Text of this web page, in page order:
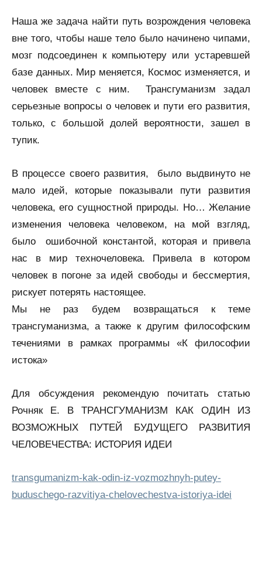
Наша же задача найти путь возрождения человека
вне того, чтобы наше тело было начинено чипами,
мозг подсоединен к компьютеру или устаревшей
базе данных. Мир меняется, Космос изменяется, и
человек вместе с ним. Трансгуманизм задал
серьезные вопросы о человек и пути его развития,
только, с большой долей вероятности, зашел в
тупик.
В процессе своего развития, было выдвинуто не
мало идей, которые показывали пути развития
человека, его сущностной природы. Но… Желание
изменения человека человеком, на мой взгляд,
было ошибочной константой, которая и привела
нас в мир техночеловека. Привела в котором
человек в погоне за идей свободы и бессмертия,
рискует потерять настоящее.
Мы не раз будем возвращаться к теме
трансгуманизма, а также к другим философским
течениями в рамках программы «К философии
истока»
Для обсуждения рекомендую почитать статью
Рочняк Е. В ТРАНСГУМАНИЗМ КАК ОДИН ИЗ
ВОЗМОЖНЫХ ПУТЕЙ БУДУЩЕГО РАЗВИТИЯ
ЧЕЛОВЕЧЕСТВА: ИСТОРИЯ ИДЕИ
transgumanizm-kak-odin-iz-vozmozhnyh-putey-
buduschego-razvitiya-chelovechestva-istoriya-idei